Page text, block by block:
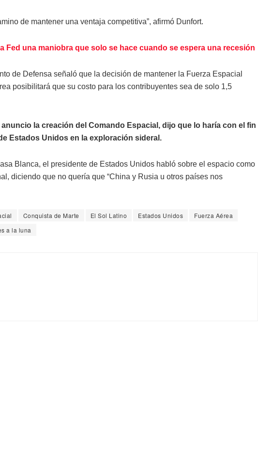
de mantener una ventaja competitiva”, afirmó Dunfort.
Fed una maniobra que solo se hace cuando se espera una recesión
de Defensa señaló que la decisión de mantener la Fuerza Espacial
posibilitará que su costo para los contribuyentes sea de solo 1,5
la creación del Comando Espacial, dijo que lo haría con el fin
Estados Unidos en la exploración sideral.
Blanca, el presidente de Estados Unidos habló sobre el espacio como
diciendo que no quería que “China y Rusia u otros países nos
Conquista de Marte El Sol Latino Estados Unidos
Fuerza Aérea
a la luna